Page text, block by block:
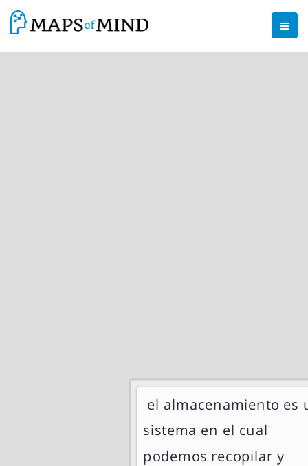
el almacenamiento es
sistema en el cual
podemos recopilar y